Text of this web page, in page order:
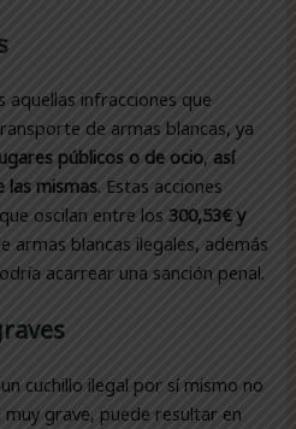
aquellas infracciones que
de armas blancas, ya
públicos o de ocio,así
las mismas. Estas acciones
oscilan entre los300,53€ y
armas blancas ilegales, además
acarrear una sanción penal.
cuchillo ilegal por sí mismo no
grave, puede resultar en